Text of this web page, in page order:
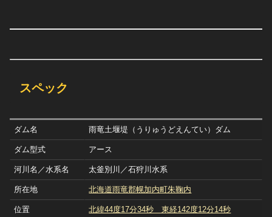
スペック
ダム名 雨竜土堰堤（うりゅうどえんてい）ダム
ダム型式 アース
河川名／水系名 太釜別川／石狩川水系
所在地 北海道雨竜郡幌加内町朱鞠内
位置 北緯44度17分34秒 東経142度12分14秒